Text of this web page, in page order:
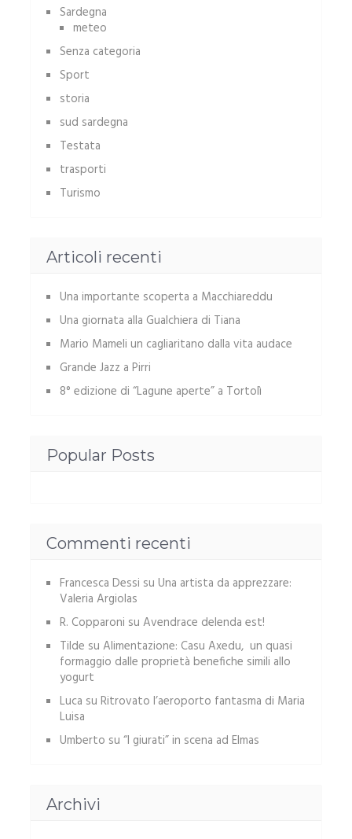
Sardegna
meteo
Senza categoria
Sport
storia
sud sardegna
Testata
trasporti
Turismo
Articoli recenti
Una importante scoperta a Macchiareddu
Una giornata alla Gualchiera di Tiana
Mario Mameli un cagliaritano dalla vita audace
Grande Jazz a Pirri
8° edizione di “Lagune aperte” a Tortolì
Popular Posts
Commenti recenti
Francesca Dessi su Una artista da apprezzare:
Valeria Argiolas
R. Copparoni su Avendrace delenda est!
Tilde su Alimentazione: Casu Axedu, un quasi
formaggio dalle proprietà benefiche simili allo
yogurt
Luca su Ritrovato l’aeroporto fantasma di Maria
Luisa
Umberto su “I giurati” in scena ad Elmas
Archivi